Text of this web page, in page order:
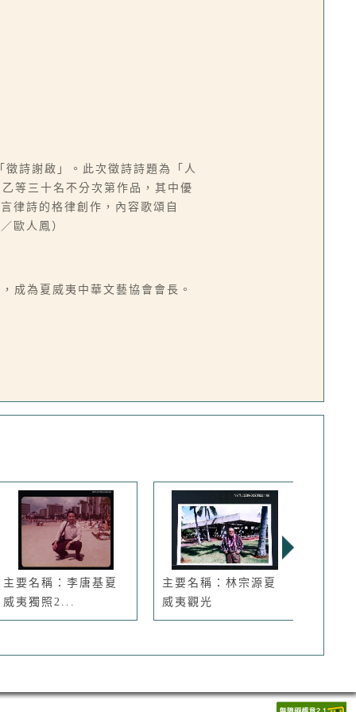
詩謝啟」。此次徵詩詩題為「人
等三十名不分次第作品，其中優
律詩的格律創作，內容歌頌自
歐人鳳）
成為夏威夷中華文藝協會會長。
主要名稱：李唐基夏
威夷獨照2...
主要名稱：林宗源夏
威夷觀光